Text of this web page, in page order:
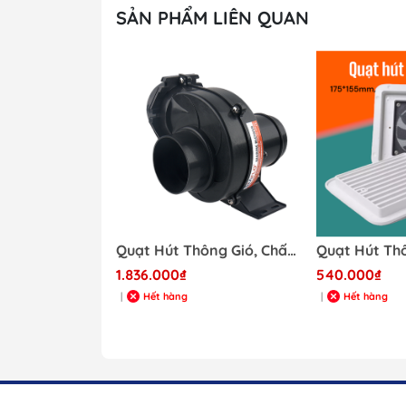
SẢN PHẨM LIÊN QUAN
Quạt Hút Thông Gió, Chất Liệu nhựa điện áp 12V, Mã SFBB1-130-01
1.836.000₫
| Hết hàng
540.000₫
| Hết hàng